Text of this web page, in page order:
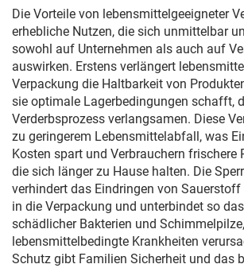
sicher für Mineralwasser
Die Vorteile von lebensmittelgeeigneter
erhebliche Nutzen, die sich unmittelbar
sowohl auf Unternehmen als auch auf
auswirken. Erstens verlängert
Verpackung die Haltbarkeit von
sie optimale Lagerbedingungen schafft,
Verderbsprozess verlangsamen. Diese
zu geringerem Lebensmittelabfall, was
Kosten spart und Verbrauchern frischere
die sich länger zu Hause halten. Die
verhindert das Eindringen von
in die Verpackung und unterbindet so
schädlicher Bakterien und
lebensmittelbedingte Krankheiten
Schutz gibt Familien Sicherheit und das